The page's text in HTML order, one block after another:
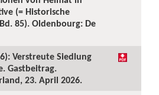
(= Historische
85). Oldenbourg: De
Verstreute Siedlung
Gastbeitrag.
23. April 2026.